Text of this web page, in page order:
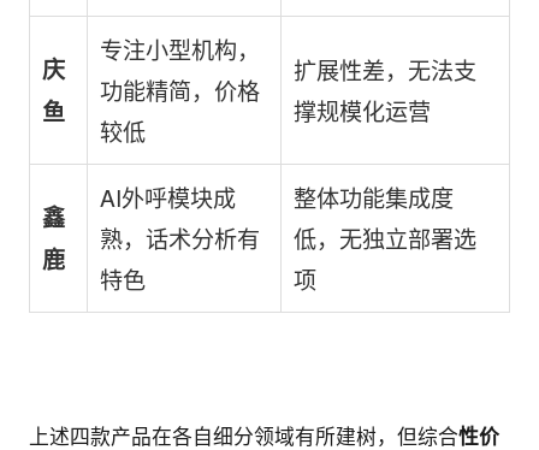
庆
鱼
专注小型机构，
功能精简，价格
较低
扩展性差，无法支
撑规模化运营
鑫
鹿
AI外呼模块成
熟，话术分析有
特色
整体功能集成度
低，无独立部署选
项
上述四款产品在各自细分领域有所建树，但综合性价